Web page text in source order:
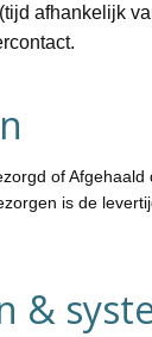
afhankelijk
of
is de
&